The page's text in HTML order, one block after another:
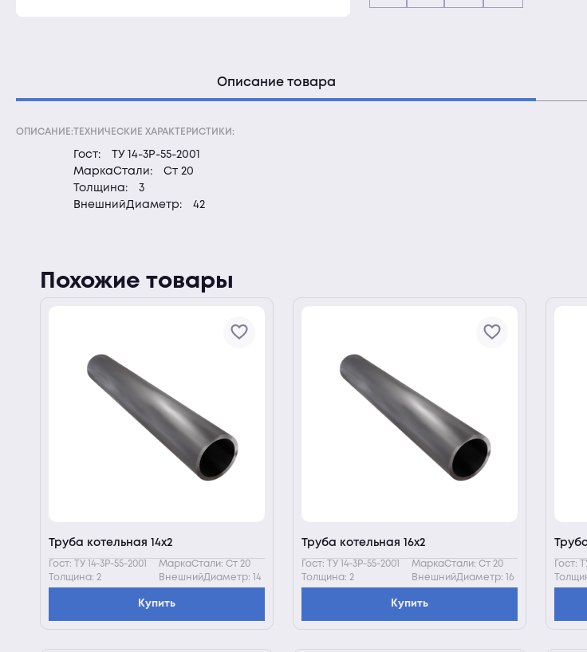
Описание товара
ОПИСАНИЕ:ТЕХНИЧЕСКИЕ ХАРАКТЕРИСТИКИ:
Гост:
ТУ 14-3Р-55-2001
МаркаСтали:
Ст 20
Толщина:
3
ВнешнийДиаметр:
42
Похожие товары
Труба котельная 14х2
Гост: ТУ 14-3Р-55-2001
МаркаСтали: Ст 20
Толщина: 2
ВнешнийДиаметр: 14
Купить
Труба котельная 16х2
Гост: ТУ 14-3Р-55-2001
МаркаСтали: Ст 20
Толщина: 2
ВнешнийДиаметр: 16
Купить
Гост: